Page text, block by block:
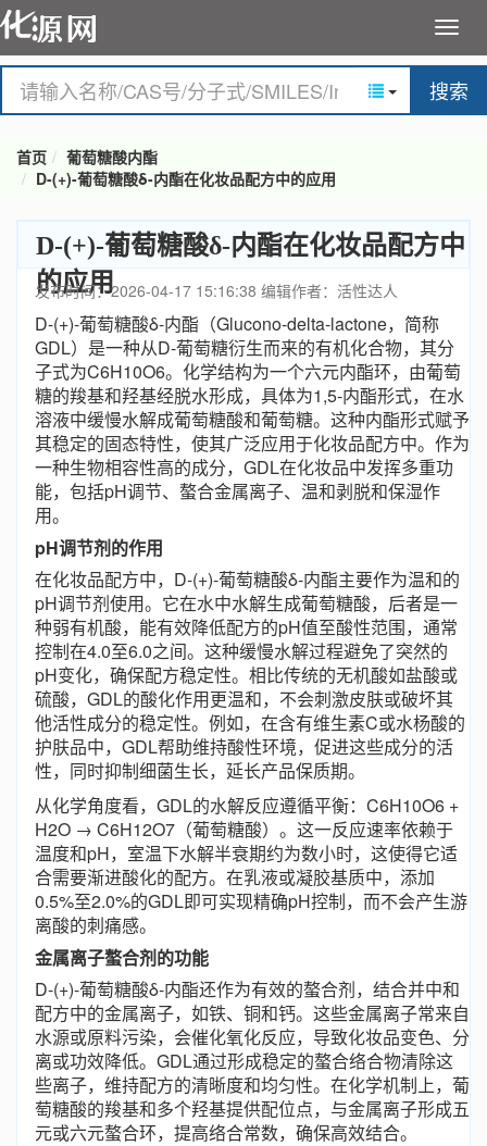
搜索
首页
葡萄糖酸内酯
D-(+)-葡萄糖酸δ-内酯在化妆品配方中的应用
D-(+)-葡萄糖酸δ-内酯在化妆品配方中
的应用
发布时间：2026-04-17 15:16:38 编辑作者：活性达人
D-(+)-葡萄糖酸δ-内酯（Glucono-delta-lactone，简称
GDL）是一种从D-葡萄糖衍生而来的有机化合物，其分
子式为C6H10O6。化学结构为一个六元内酯环，由葡萄
糖的羧基和羟基经脱水形成，具体为1,5-内酯形式，在水
溶液中缓慢水解成葡萄糖酸和葡萄糖。这种内酯形式赋予
其稳定的固态特性，使其广泛应用于化妆品配方中。作为
一种生物相容性高的成分，GDL在化妆品中发挥多重功
能，包括pH调节、螯合金属离子、温和剥脱和保湿作
用。
pH调节剂的作用
在化妆品配方中，D-(+)-葡萄糖酸δ-内酯主要作为温和的
pH调节剂使用。它在水中水解生成葡萄糖酸，后者是一
种弱有机酸，能有效降低配方的pH值至酸性范围，通常
控制在4.0至6.0之间。这种缓慢水解过程避免了突然的
pH变化，确保配方稳定性。相比传统的无机酸如盐酸或
硫酸，GDL的酸化作用更温和，不会刺激皮肤或破坏其
他活性成分的稳定性。例如，在含有维生素C或水杨酸的
护肤品中，GDL帮助维持酸性环境，促进这些成分的活
性，同时抑制细菌生长，延长产品保质期。
从化学角度看，GDL的水解反应遵循平衡：C6H10O6 +
H2O → C6H12O7（葡萄糖酸）。这一反应速率依赖于
温度和pH，室温下水解半衰期约为数小时，这使得它适
合需要渐进酸化的配方。在乳液或凝胶基质中，添加
0.5%至2.0%的GDL即可实现精确pH控制，而不会产生游
离酸的刺痛感。
金属离子螯合剂的功能
D-(+)-葡萄糖酸δ-内酯还作为有效的螯合剂，结合并中和
配方中的金属离子，如铁、铜和钙。这些金属离子常来自
水源或原料污染，会催化氧化反应，导致化妆品变色、分
离或功效降低。GDL通过形成稳定的螯合络合物清除这
些离子，维持配方的清晰度和均匀性。在化学机制上，葡
萄糖酸的羧基和多个羟基提供配位点，与金属离子形成五
元或六元螯合环，提高络合常数，确保高效结合。